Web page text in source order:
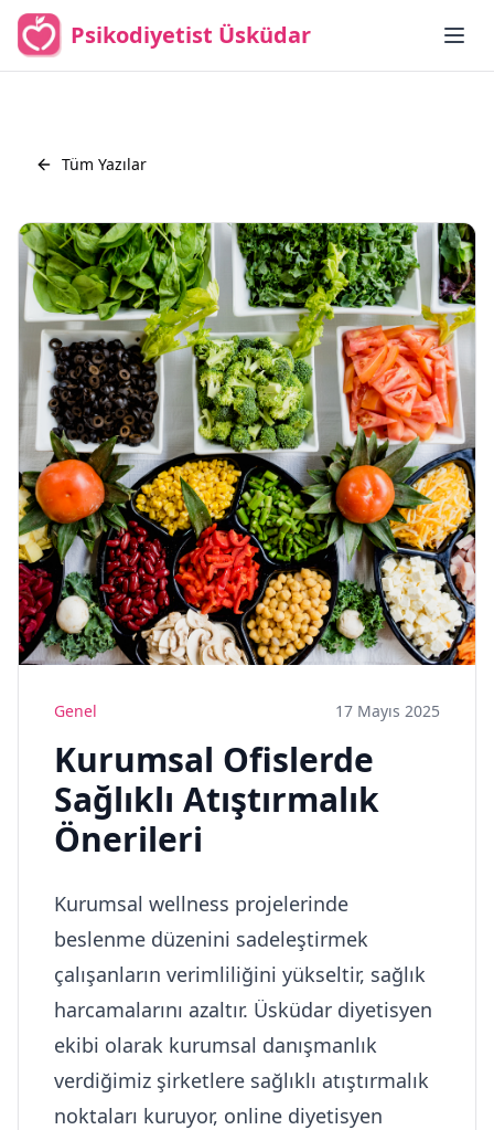
Psikodiyetist Üsküdar
Tüm Yazılar
Genel 17 Mayıs 2025
Kurumsal Ofislerde
Sağlıklı Atıştırmalık
Önerileri
Kurumsal wellness projelerinde
beslenme düzenini sadeleştirmek
çalışanların verimliliğini yükseltir, sağlık
harcamalarını azaltır. Üsküdar diyetisyen
ekibi olarak kurumsal danışmanlık
verdiğimiz şirketlere sağlıklı atıştırmalık
noktaları kuruyor, online diyetisyen